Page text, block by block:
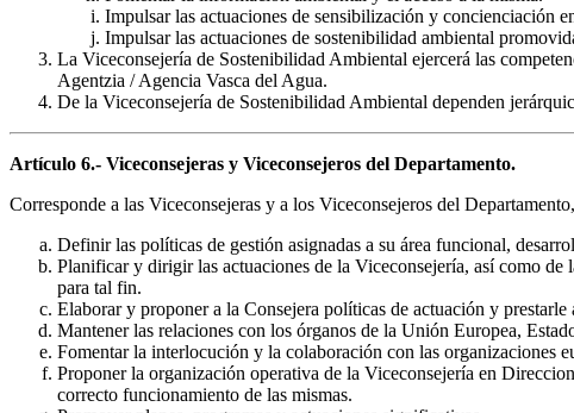
Impulsar las actuaciones de sensibilización y concienciación
Impulsar las actuaciones de sostenibilidad ambiental
La Viceconsejería de Sostenibilidad Ambiental ejercerá las
Agentzia / Agencia Vasca del Agua.
De la Viceconsejería de Sostenibilidad Ambiental dependen
Artículo 6.- Viceconsejeras y Viceconsejeros del Departamento.
Corresponde a las Viceconsejeras y a los Viceconsejeros del
Definir las políticas de gestión asignadas a su área funcional,
Planificar y dirigir las actuaciones de la Viceconsejería, así como
para tal fin.
Elaborar y proponer a la Consejera políticas de actuación y
Mantener las relaciones con los órganos de la Unión Europea,
Fomentar la interlocución y la colaboración con las organizaciones
Proponer la organización operativa de la Viceconsejería en
correcto funcionamiento de las mismas.